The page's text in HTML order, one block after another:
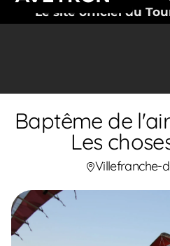
Le site officiel du
Baptême de
Les
Villefranche-